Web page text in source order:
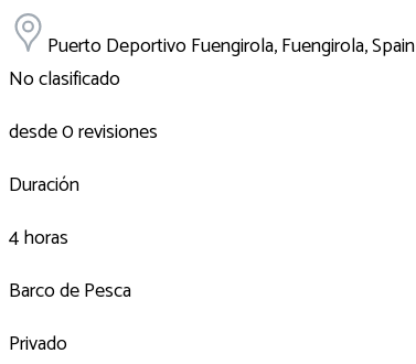
Puerto Deportivo Fuengirola, Fuengirola, Spain
No clasificado
desde 0 revisiones
Duración
4 horas
Barco de Pesca
Privado